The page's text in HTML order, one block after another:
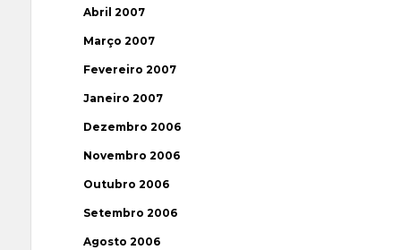
Abril 2007
Março 2007
Fevereiro 2007
Janeiro 2007
Dezembro 2006
Novembro 2006
Outubro 2006
Setembro 2006
Agosto 2006